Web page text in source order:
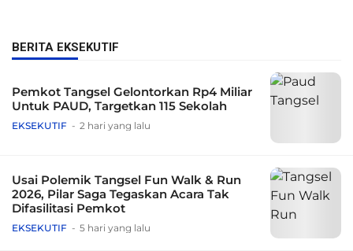
BERITA EKSEKUTIF
Pemkot Tangsel Gelontorkan Rp4 Miliar
Untuk PAUD, Targetkan 115 Sekolah
EKSEKUTIF 2 hari yang lalu
Usai Polemik Tangsel Fun Walk & Run
2026, Pilar Saga Tegaskan Acara Tak
Difasilitasi Pemkot
EKSEKUTIF 5 hari yang lalu